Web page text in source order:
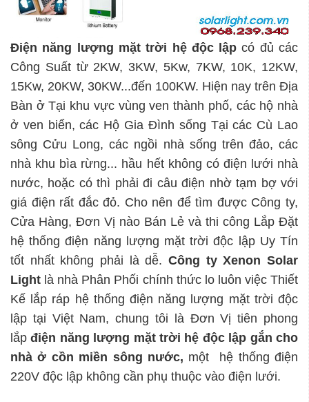
Điện năng lượng mặt trời hệ độc lậpcó đủ các
Công Suất từ 2KW, 3KW, 5Kw, 7KW, 10K, 12KW,
15Kw, 20KW, 30KW...đến 100KW. Hiện nay trên Địa
Bàn ở Tại khu vực vùng ven thành phố, các hộ nhà
ở ven biển, các Hộ Gia Đình sống Tại các Cù Lao
sông Cửu Long, các ngồi nhà sống trên đảo, các
nhà khu bìa rừng... hầu hết không có điện lưới nhà
nước, hoặc có thì phải đi câu điện nhờ tạm bợ với
giá điện rất đắc đỏ. Cho nên để tìm được Công ty,
Cửa Hàng, Đơn Vị nào Bán Lẻ và thi công Lắp Đặt
hệ thống điện năng lượng mặt trời độc lập Uy Tín
tốt nhất không phải là dễ. Công ty Xenon Solar
Light là nhà Phân Phối chính thức lo luôn việc Thiết
Kế lắp ráp hệ thống điện năng lượng mặt trời độc
lập tại Việt Nam, chung tôi là Đơn Vị tiên phong
lắpđiện năng lượng mặt trời hệ độc lập gắn cho
nhà ở cồn miền sông nước, một hệ thống điện
220V độc lập không cần phụ thuộc vào điện lưới.